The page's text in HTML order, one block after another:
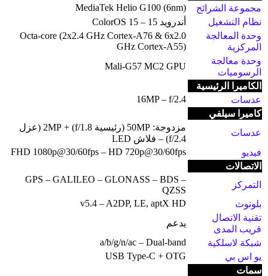
مجموعة الشرائح
MediaTek Helio G100 (6nm)
نظام التشغيل
أندرويد 15 – ColorOS 15
وحدة المعالجة
المركزية
Octa-core (2x2.4 GHz Cortex-A76 & 6x2.0
GHz Cortex-A55)
وحدة معالجة
الرسوميات
Mali-G57 MC2 GPU
الكاميرا الرئيسية
عدسات
16MP – f/2.4
كاميرا سيلفي
عدسات
مزدوجة: 50MP (رئيسية f/1.8) + 2MP (عزل
f/2.4) – فلاش LED
فيديو
FHD 1080p@30/60fps – HD 720p@30/60fps
الاتصالات
التمركز
GPS – GALILEO – GLONASS – BDS –
QZSS
بلوتوث
v5.4 – A2DP, LE, aptX HD
تقنية الاتصال
قريب المدى
يدعم
شبكة لاسلكية
a/b/g/n/ac – Dual-band
يو اس بي
USB Type-C + OTG
سمات